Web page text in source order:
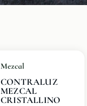
Mezcal
CONTRALUZ
MEZCAL
CRISTALLINO